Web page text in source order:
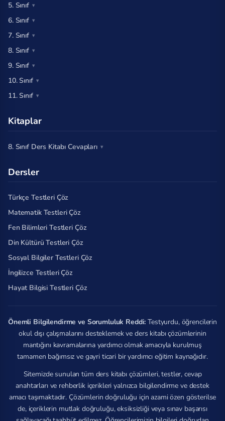
5. Sınıf
6. Sınıf
7. Sınıf
8. Sınıf
9. Sınıf
10. Sınıf
11. Sınıf
Kitaplar
8. Sınıf Ders Kitabı Cevapları
Dersler
Türkçe Testleri Çöz
Matematik Testleri Çöz
Fen Bilimleri Testleri Çöz
Din Kültürü Testleri Çöz
Sosyal Bilgiler Testleri Çöz
İngilizce Testleri Çöz
Hayat Bilgisi Testleri Çöz
Önemli Bilgilendirme ve Sorumluluk Reddi: Testyurdu, öğrencilerin
okul dışı çalışmalarını desteklemek ve ders kitabı çözümlerinin
mantığını kavramalarına yardımcı olmak amacıyla kurulmuş
tamamen bağımsız ve gayri ticari bir yardımcı eğitim kaynağıdır.
Sitemizde sunulan tüm ders kitabı çözümleri, testler, cevap
anahtarları ve rehberlik içerikleri yalnızca bilgilendirme ve destek
amacı taşımaktadır. Çözümlerin doğruluğu için azami özen gösterilse
de, içeriklerin mutlak doğruluğu, eksiksizliği veya sınav başarısı